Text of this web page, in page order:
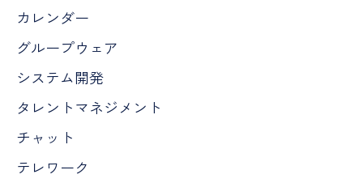
カレンダー
グループウェア
システム開発
タレントマネジメント
チャット
テレワーク